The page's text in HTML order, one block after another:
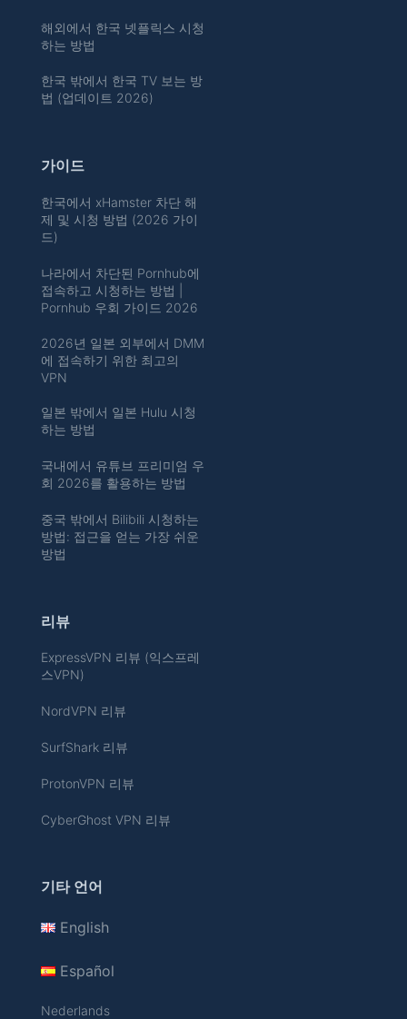
해외에서 한국 넷플릭스 시청
하는 방법
한국 밖에서 한국 TV 보는 방
법 (업데이트 2026)
가이드
한국에서 xHamster 차단 해
제 및 시청 방법 (2026 가이
드)
나라에서 차단된 Pornhub에
접속하고 시청하는 방법 |
Pornhub 우회 가이드 2026
2026년 일본 외부에서 DMM
에 접속하기 위한 최고의
VPN
일본 밖에서 일본 Hulu 시청
하는 방법
국내에서 유튜브 프리미엄 우
회 2026를 활용하는 방법
중국 밖에서 Bilibili 시청하는
방법: 접근을 얻는 가장 쉬운
방법
리뷰
ExpressVPN 리뷰 (익스프레
스VPN)
NordVPN 리뷰
SurfShark 리뷰
ProtonVPN 리뷰
CyberGhost VPN 리뷰
기타 언어
English
Español
Nederlands